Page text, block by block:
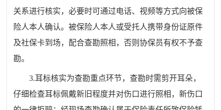
关系进行核实，必要时可通过电话、视频等方式向被保
险人本人确认。被保险人本人或受托人携带身份证原件
及社保卡到场，配合查勘照相，否则协保员有权不予查
勘。
3.耳标核实为查勘重点环节，查勘时需剪开耳朵，
仔细检查耳标佩戴新旧程度并对伤口进行照相，新伤口